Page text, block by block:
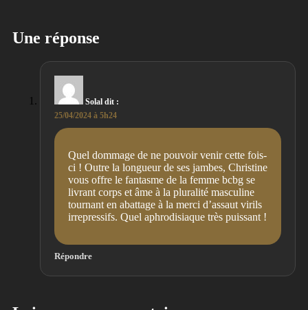
Une réponse
Solal dit :
25/04/2024 à 5h24
Quel dommage de ne pouvoir venir cette fois-
ci ! Outre la longueur de ses jambes, Christine
vous offre le fantasme de la femme bcbg se
livrant corps et âme à la pluralité masculine
tournant en abattage à la merci d’assaut virils
irrepressifs. Quel aphrodisiaque très puissant !
Répondre